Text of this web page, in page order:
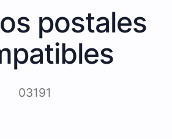
postales
03191